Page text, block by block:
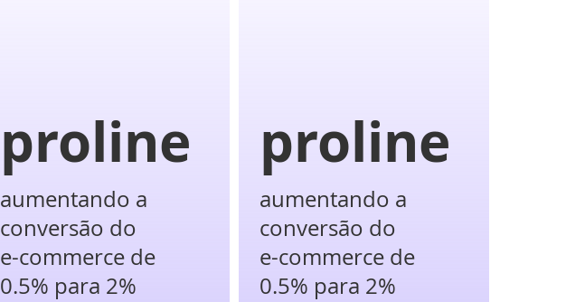
proline
aumentando a
conversão do
e-commerce de
0.5% para 2%
proline
aumentando a
conversão do
e-commerce de
0.5% para 2%